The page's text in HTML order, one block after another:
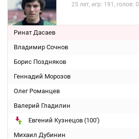
25 лет, игр: 191, голов: 0
Ринат Дасаев
Владимир Сочнов
Борис Поздняков
Геннадий Морозов
Олег Романцев
Валерий Гладилин
Евгений Кузнецов (100')
Михаил Дубинин